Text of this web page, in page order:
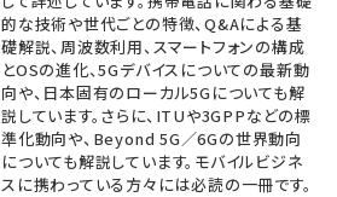
的な技術や世代ごとの特徴、Q&Aによる基
礎解説、周波数利用、スマートフォンの構成
とOSの進化、5Gデバイスについての最新動
向や、日本固有のローカル5Gについても解
説しています。さらに、ITUや3GPPなどの標
準化動向や、Beyond 5G／6Gの世界動向
についても解説しています。モバイルビジネ
スに携わっている方々には必読の一冊です。